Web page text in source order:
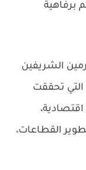
برفاهية
الشريفين
التي تحققت
رؤية المملكة 2030، تطوير القطاعات،